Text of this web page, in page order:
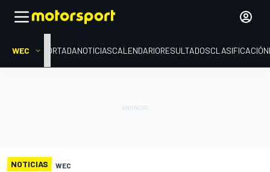
WEC PORTADANOTICIASCALENDARIORESULTADOSCLASIFICACIÓN
NOTICIAS WEC